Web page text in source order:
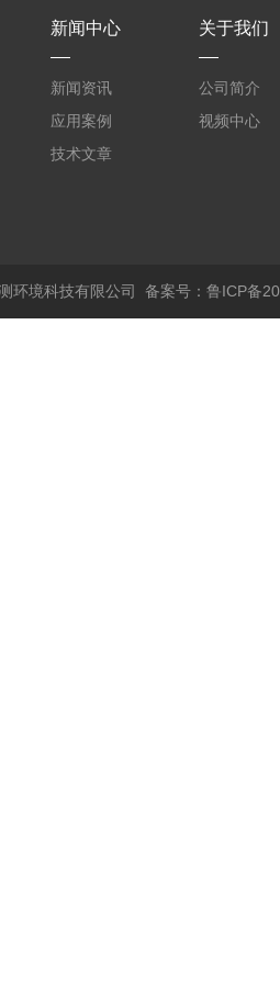
新闻中心
新闻资讯
应用案例
技术文章
关于我们
公司简介
视频中心
环境科技有限公司 备案号：鲁ICP备